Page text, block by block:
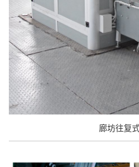
廊坊往复